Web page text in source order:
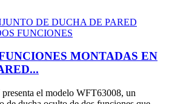
MONTADAS EN
el modelo WFT63008, un